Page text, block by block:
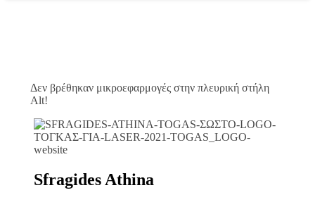
Δεν βρέθηκαν μικροεφαρμογές στην πλευρική στήλη
Alt!
Sfragides Athina